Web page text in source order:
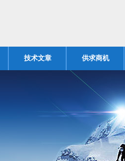
技术文章 供求商机